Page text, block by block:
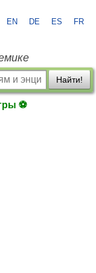
EN DE ES FR
Найти!
⚽